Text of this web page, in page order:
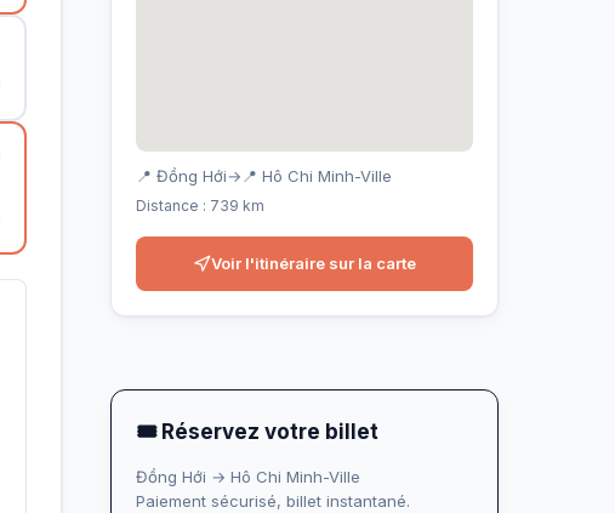
📍 Đồng Hới→ 📍 Hô Chi Minh-Ville
Distance : 739 km
Voir l'itinéraire sur la carte
🎟 Réservez votre billet
Đồng Hới → Hô Chi Minh-Ville
Paiement sécurisé, billet instantané.